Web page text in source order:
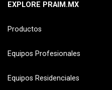
EXPLORE PRAIM.MX
Productos
Equipos Profesionales
Equipos Residenciales